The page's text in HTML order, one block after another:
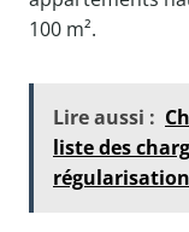
100 m².
Lire aussi :
liste des
régularisation